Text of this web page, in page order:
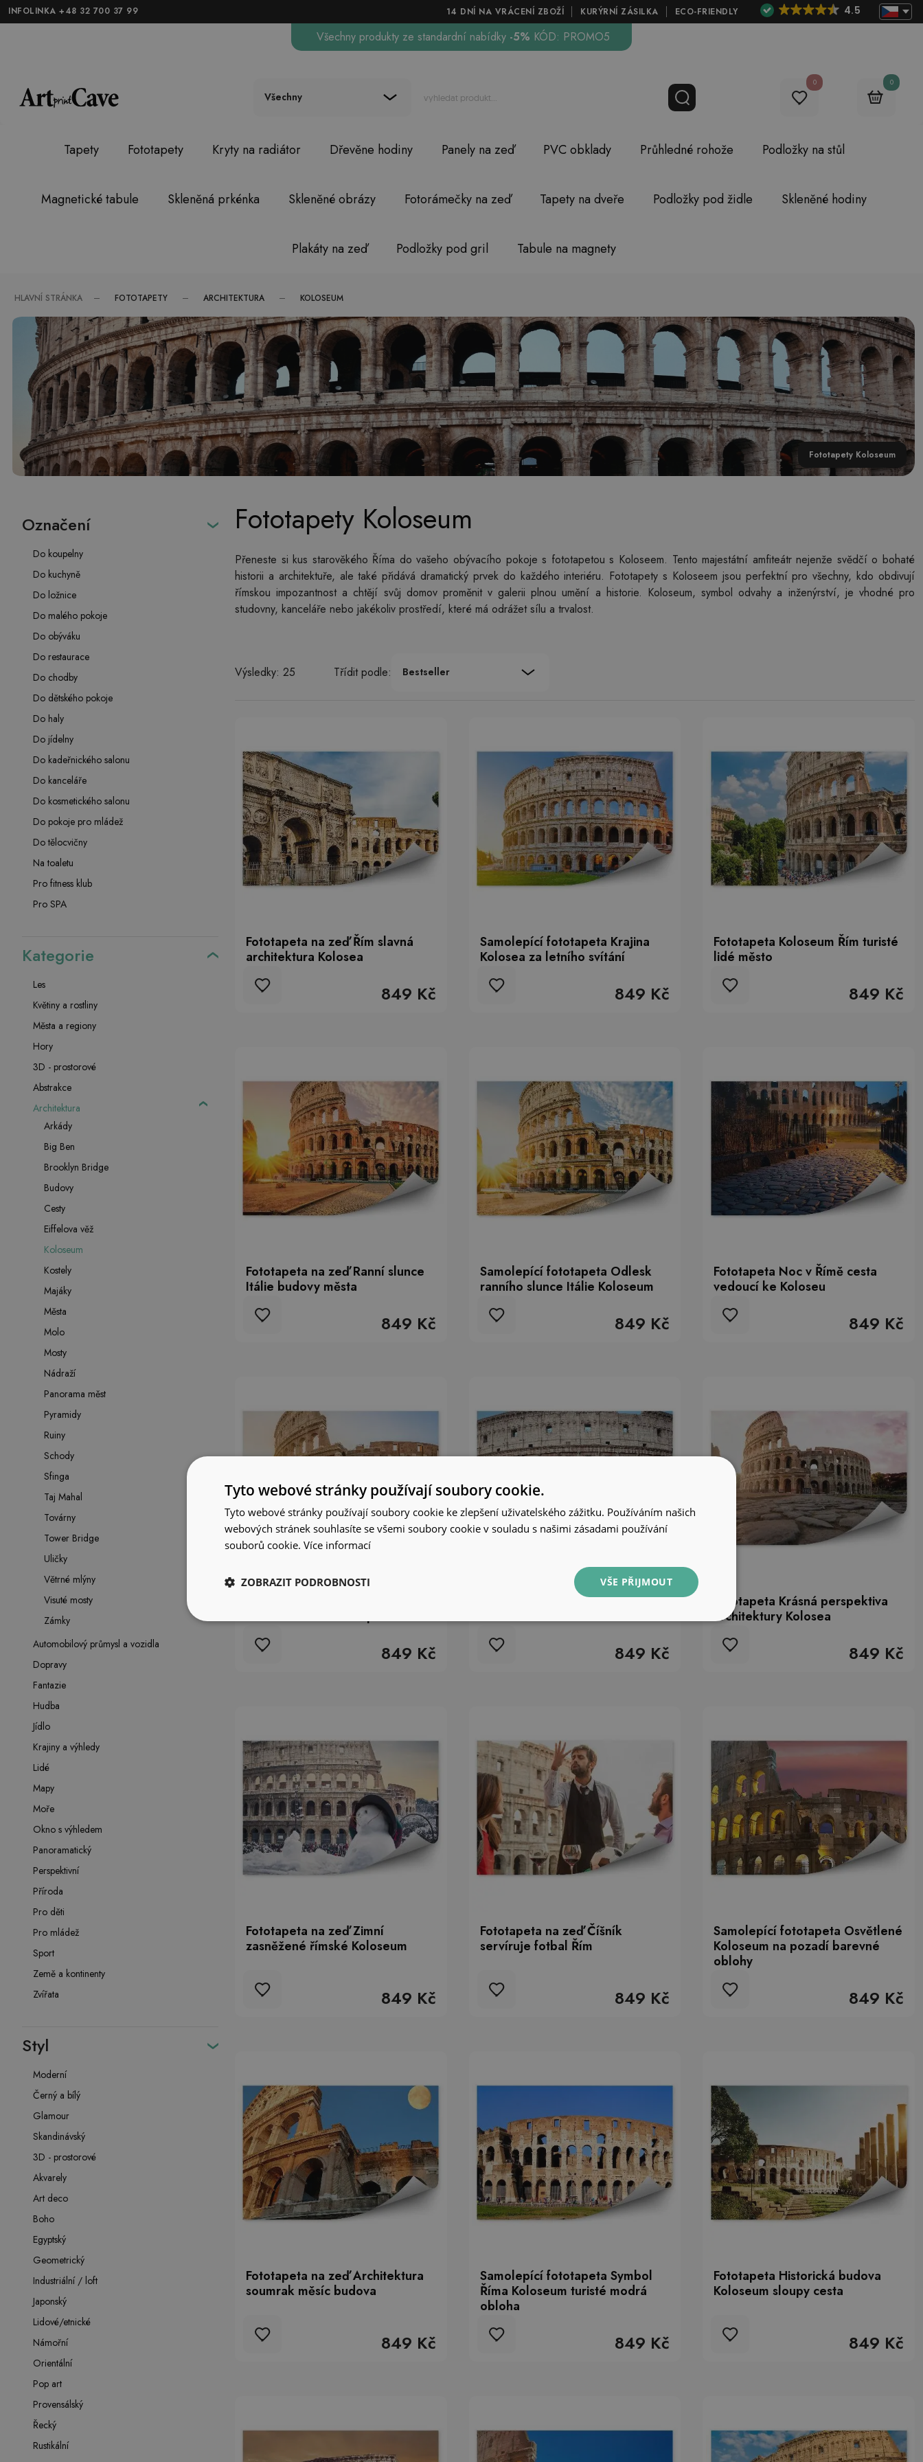
INFOLINKA +48 32 700 37 99 14 DNÍ NA VRÁCENÍ ZBOŽÍ KURÝRNÍ ZÁSILKA ECO-FRIENDLY 4.5
Všechny produkty ze standardní nabídky -5% KÓD: PROMO5
Všechny
0 0
Tapety Fototapety Kryty na radiátor Dřevěne hodiny Panely na zeď PVC obklady Průhledné rohože Podložky na stůl
Magnetické tabule Skleněná prkénka Skleněné obrázy Fotorámečky na zeď Tapety na dveře Podložky pod židle Skleněné hodiny
Plakáty na zeď Podložky pod gril Tabule na magnety
HLAVNÍ STRÁNKA FOTOTAPETY ARCHITEKTURA KOLOSEUM
Fototapety Koloseum
Označení
Do koupelny
Do kuchyně
Do ložnice
Do malého pokoje
Do obýváku
Do restaurace
Do chodby
Do dětského pokoje
Do haly
Do jídelny
Do kadeřnického salonu
Do kanceláře
Do kosmetického salonu
Do pokoje pro mládež
Do tělocvičny
Na toaletu
Pro fitness klub
Pro SPA
Kategorie
Les
Květiny a rostliny
Města a regiony
Hory
3D - prostorové
Abstrakce
Architektura
Arkády
Big Ben
Brooklyn Bridge
Budovy
Cesty
Eiffelova věž
Koloseum
Kostely
Majáky
Města
Molo
Mosty
Nádraží
Panorama měst
Pyramidy
Ruiny
Schody
Sfinga
Taj Mahal
Továrny
Tower Bridge
Uličky
Větrné mlýny
Visuté mosty
Zámky
Automobilový průmysl a vozidla
Dopravy
Fantazie
Hudba
Jídlo
Krajiny a výhledy
Lidé
Mapy
Moře
Okno s výhledem
Panoramatický
Perspektivní
Příroda
Pro děti
Pro mládež
Sport
Země a kontinenty
Zvířata
Styl
Moderní
Černý a bílý
Glamour
Skandinávský
3D - prostorové
Akvarely
Art deco
Boho
Egyptský
Geometrický
Industriální / loft
Japonský
Lidové/etnické
Námořní
Orientální
Pop art
Provensálský
Řecký
Rustikální
Fototapety Koloseum
Přeneste si kus starověkého Říma do vašeho obývacího pokoje s fototapetou s Koloseem. Tento majestátní amfiteátr nejenže svědčí o bohaté
historii a architektuře, ale také přidává dramatický prvek do každého interiéru. Fototapety s Koloseem jsou perfektní pro všechny, kdo obdivují
římskou impozantnost a chtějí svůj domov proměnit v galerii plnou umění a historie. Koloseum, symbol odvahy a inženýrství, je vhodné pro
studovny, kanceláře nebo jakékoliv prostředí, které má odrážet sílu a trvalost.
Výsledky: 25 Třídit podle: Bestseller
Fototapeta na zeď Řím slavná
architektura Kolosea
849 Kč
Samolepící fototapeta Krajina
Kolosea za letního svítání
849 Kč
Fototapeta Koloseum Řím turisté
lidé město
849 Kč
Fototapeta na zeď Ranní slunce
Itálie budovy města
849 Kč
Samolepící fototapeta Odlesk
ranního slunce Itálie Koloseum
849 Kč
Fototapeta Noc v Římě cesta
vedoucí ke Koloseu
849 Kč
849 Kč
Samolepící fototapeta Maják
849 Kč
Fototapeta Krásná perspektiva
architektury Kolosea
849 Kč
Fototapeta na zeď Zimní
zasněžené římské Koloseum
849 Kč
Fototapeta na zeď Číšník
servíruje fotbal Řím
849 Kč
Samolepící fototapeta Osvětlené
Koloseum na pozadí barevné
oblohy
849 Kč
Fototapeta na zeď Architektura
soumrak měsíc budova
849 Kč
Samolepící fototapeta Symbol
Říma Koloseum turisté modrá
obloha
849 Kč
Fototapeta Historická budova
Koloseum sloupy cesta
849 Kč
Tyto webové stránky používají soubory cookie.
Tyto webové stránky používají soubory cookie ke zlepšení uživatelského zážitku. Používáním našich
webových stránek souhlasíte se všemi soubory cookie v souladu s našimi zásadami používání
souborů cookie. Více informací
VŠE PŘIJMOUT
ZOBRAZIT PODROBNOSTI